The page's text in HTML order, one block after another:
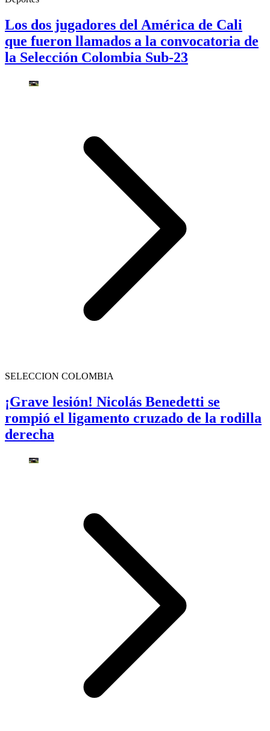
Los dos jugadores del América de Cali
que fueron llamados a la convocatoria de
la Selección Colombia Sub-23
SELECCION COLOMBIA
¡Grave lesión! Nicolás Benedetti se
rompió el ligamento cruzado de la rodilla
derecha